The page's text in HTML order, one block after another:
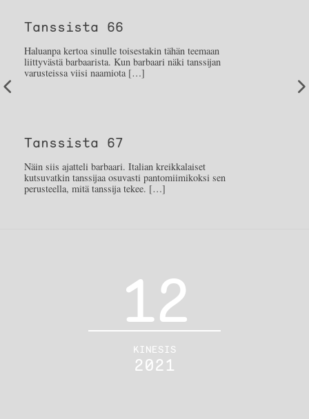
Tanssista 66
Haluanpa kertoa sinulle toisestakin tähän teemaan
liittyvästä barbaarista. Kun barbaari näki tanssijan
varusteissa viisi naamiota […]
Tanssista 67
Näin siis ajatteli barbaari. Italian kreikkalaiset
kutsuvatkin tanssijaa osuvasti pantomiimikoksi sen
perusteella, mitä tanssija tekee. […]
12
KINESIS
2021